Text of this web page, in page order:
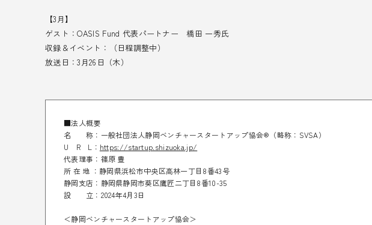
【3月】
ゲスト：OASIS Fund 代表パートナー 橋田 一秀氏
収録＆イベント：（日程調整中）
放送日：3月26日（木）
■法人概要
名 称：一般社団法人静岡ベンチャースタートアップ協会®（略称：SVSA）
U R L： https://startup.shizuoka.jp/
代表理事：篠原 豊
所 在 地 ：静岡県浜松市中央区高林一丁目8番43号
静岡支店：静岡県静岡市葵区鷹匠二丁目8番10-35
設 立：2024年4月3日
＜静岡ベンチャースタートアップ協会＞